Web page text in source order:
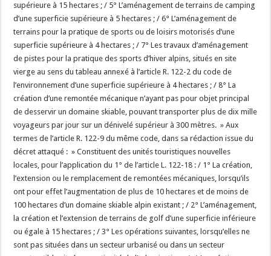
supérieure à 15 hectares ; / 5° L’aménagement de terrains de camping
d’une superficie supérieure à 5 hectares ; / 6° L’aménagement de
terrains pour la pratique de sports ou de loisirs motorisés d’une
superficie supérieure à 4 hectares ; / 7° Les travaux d’aménagement
de pistes pour la pratique des sports d’hiver alpins, situés en site
vierge au sens du tableau annexé à l’article R. 122-2 du code de
l’environnement d’une superficie supérieure à 4 hectares ; / 8° La
création d’une remontée mécanique n’ayant pas pour objet principal
de desservir un domaine skiable, pouvant transporter plus de dix mille
voyageurs par jour sur un dénivelé supérieur à 300 mètres. » Aux
termes de l’article R. 122-9 du même code, dans sa rédaction issue du
décret attaqué : » Constituent des unités touristiques nouvelles
locales, pour l’application du 1° de l’article L. 122-18 : / 1° La création,
l’extension ou le remplacement de remontées mécaniques, lorsqu’ils
ont pour effet l’augmentation de plus de 10 hectares et de moins de
100 hectares d’un domaine skiable alpin existant ; / 2° L’aménagement,
la création et l’extension de terrains de golf d’une superficie inférieure
ou égale à 15 hectares ; / 3° Les opérations suivantes, lorsqu’elles ne
sont pas situées dans un secteur urbanisé ou dans un secteur